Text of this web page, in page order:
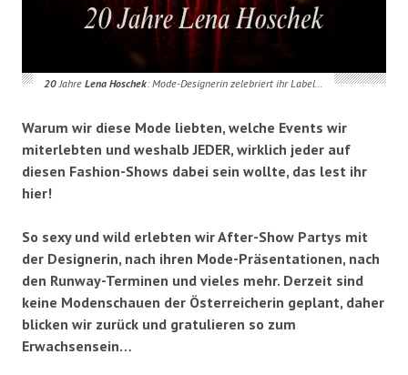
20Jahre Lena Hoschek: Mode-Designerin zelebriert ihr Label…
Warum wir diese Mode liebten, welche Events wir
miterlebten und weshalb JEDER, wirklich jeder auf
diesen Fashion-Shows dabei sein wollte, das lest ihr
hier!
So sexy und wild erlebten wir After-Show Partys mit
der Designerin, nach ihren Mode-Präsentationen, nach
den Runway-Terminen und vieles mehr. Derzeit sind
keine Modenschauen der Österreicherin geplant, daher
blicken wir zurück und gratulieren so zum
Erwachsensein…